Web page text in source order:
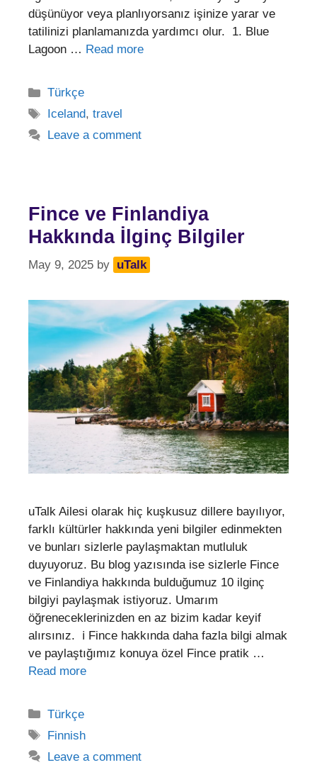
düşünüyor veya planlıyorsanız işinize yarar ve
tatilinizi planlamanızda yardımcı olur. 1. Blue
Lagoon … Read more
Categories
Türkçe
Tags
Iceland,travel
Leave a comment
Fince ve Finlandiya
Hakkında İlginç Bilgiler
May 9, 2025 by uTalk
uTalk Ailesi olarak hiç kuşkusuz dillere bayılıyor,
farklı kültürler hakkında yeni bilgiler edinmekten
ve bunları sizlerle paylaşmaktan mutluluk
duyuyoruz. Bu blog yazısında ise sizlerle Fince
ve Finlandiya hakkında bulduğumuz 10 ilginç
bilgiyi paylaşmak istiyoruz. Umarım
öğreneceklerinizden en az bizim kadar keyif
alırsınız. ℹ️ Fince hakkında daha fazla bilgi almak
ve paylaştığımız konuya özel Fince pratik …
Read more
Categories
Türkçe
Tags
Finnish
Leave a comment